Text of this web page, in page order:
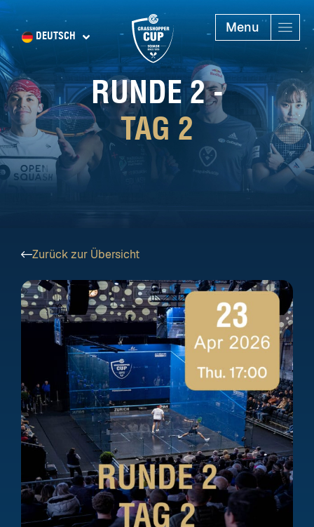
DEUTSCH
Menu
RUNDE 2 -
TAG 2
Zurück zur Übersicht